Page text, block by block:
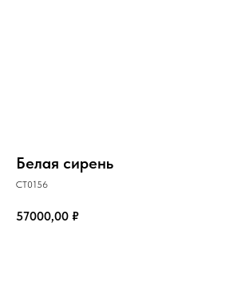
Белая сирень
СТ0156
57000,00 ₽